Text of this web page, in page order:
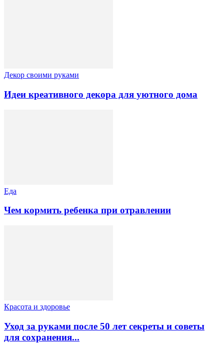
Декор своими руками
Идеи креативного декора для уютного дома
Еда
Чем кормить ребенка при отравлении
Красота и здоровье
Уход за руками после 50 лет секреты и советы
для сохранения...